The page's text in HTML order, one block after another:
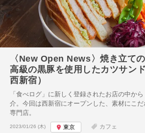
〈New Open News〉焼き立て
高級の黒豚を使用したカツサン
西新宿）
「食べログ」に新しく登録されたお店の中か
介。今回は西新宿にオープンした、素材にこ
専門店。
投稿日:
2023/01/26 (木) 東京 カフェ